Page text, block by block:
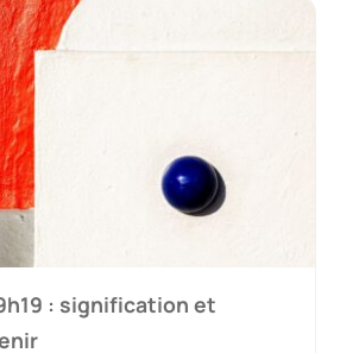
: signification et